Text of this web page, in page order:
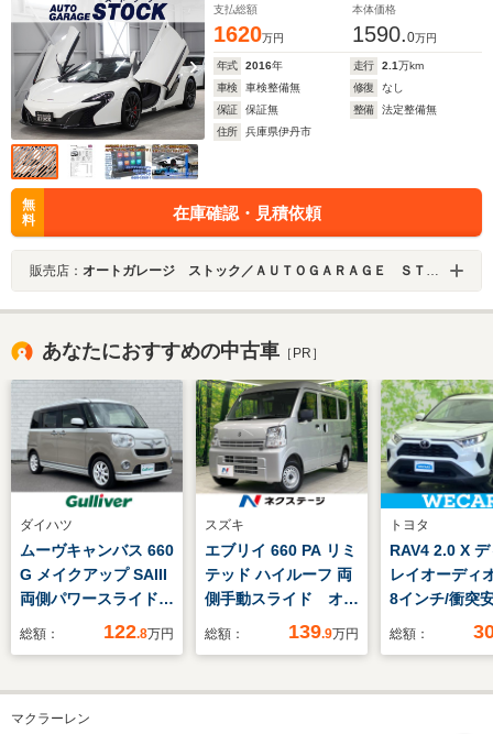
支払総額
1620万円
本体価格
1590.0万円
年式 2016年 走行 2.1万km
車検
車検整備無 修復
なし
保証
保証無 整備
法定整備無
住所
兵庫県伊丹市
無
料
在庫確認・見積依頼
販売店： オートガレージ ストック／ＡＵＴＯＧＡＲＡＧＥ ＳＴＯＣＫ
あなたにおすすめの中古車 ［PR］
ダイハツ
ムーヴキャンバス 660
G メイクアップ SAIII
両側パワースライド
360度カメラ 純正ナ
USB入力端子 100V
充電 Bluetooth 純
総額： 122.8万円
スズキ
エブリイ 660 PA リミ
テッド ハイルーフ 両
側手動スライド オー
トマチックハイビー
ラー アイドリングス
総額： 139.9万円
トヨタ
RAV4 2.0 X
レイオーディ
8インチ/衝突
置/車線逸脱防
続/ETC2.0/
総額：
マクラーレン